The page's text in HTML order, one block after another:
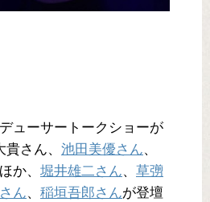
ューサートークショーが
さん、 池田美優さん、
か、 堀井雄二さん、 草彅
ん、 稲垣吾郎さんが登壇